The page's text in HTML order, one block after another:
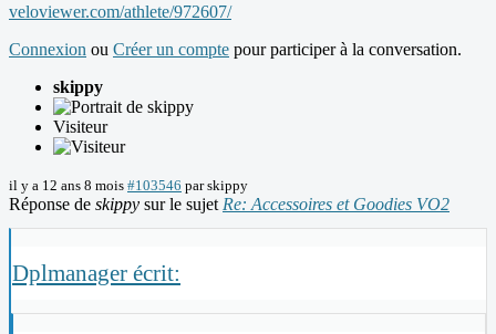
veloviewer.com/athlete/972607/
Connexion ou Créer un compte pour participer à la conversation.
skippy
Visiteur
il y a 12 ans 8 mois #103546 parskippy
Réponse de skippy sur le sujet Re: Accessoires et Goodies VO2
Dplmanager écrit: